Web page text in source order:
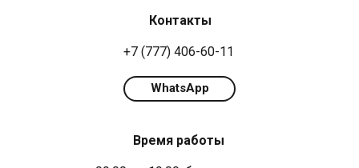
+7 (777) 406-60-11
Время работы
Контакты
WhatsApp